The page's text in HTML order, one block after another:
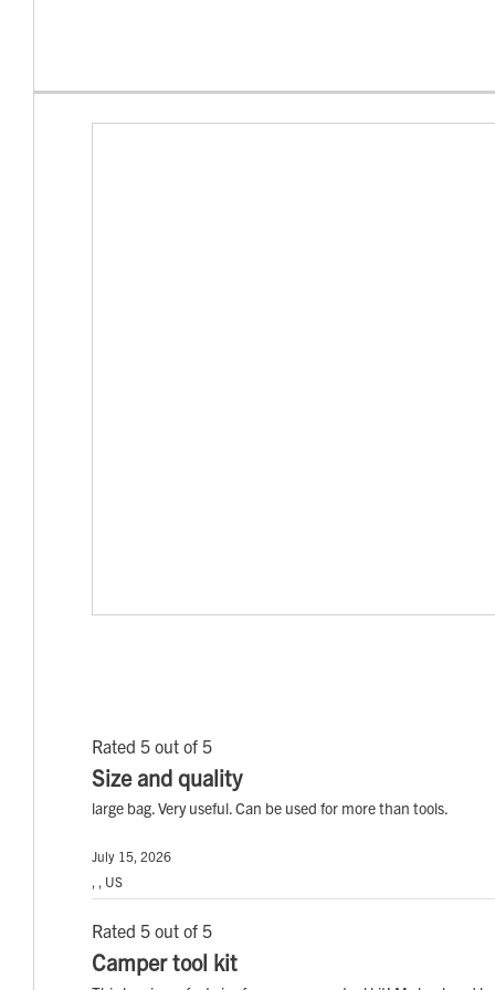
Rated 5 out of 5
Size and quality
large bag. Very useful. Can be used for more than tools.
July 15, 2026
, , US
Rated 5 out of 5
Camper tool kit